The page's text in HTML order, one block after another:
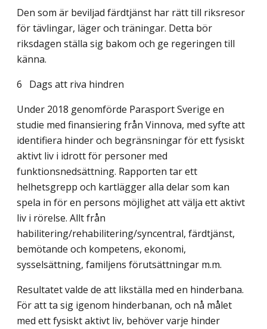
Den som är beviljad färdtjänst har rätt till riksresor
för tävlingar, läger och träningar. Detta bör
riksdagen ställa sig bakom och ge regeringen till
känna.
6 Dags att riva hindren
Under 2018 genomförde Parasport Sverige en
studie med finansiering från Vinnova, med syfte att
identifiera hinder och begränsningar för ett fysiskt
aktivt liv i idrott för personer med
funktionsnedsättning. Rapporten tar ett
helhetsgrepp och kartlägger alla delar som kan
spela in för en persons möjlighet att välja ett aktivt
liv i rörelse. Allt från
habilitering/rehabilitering/syncentral, färdtjänst,
bemötande och kompetens, ekonomi,
sysselsättning, familjens förutsättningar m.m.
Resultatet valde de att likställa med en hinderbana.
För att ta sig igenom hinder­banan, och nå målet
med ett fysiskt aktivt liv, behöver varje hinder